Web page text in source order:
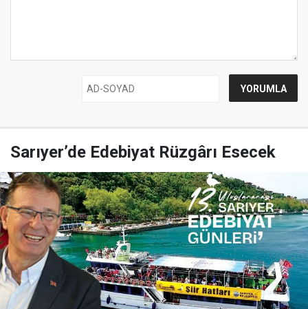
Sarıyer’de Edebiyat Rüzgârı Esecek